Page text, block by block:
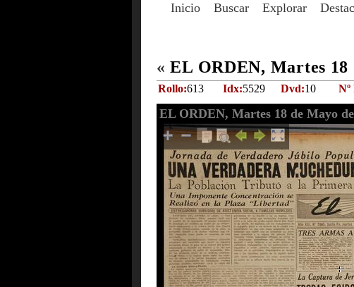
Inicio Buscar Explorar
« EL ORDEN, Martes 18
Rollo:613 Idx:5529 Dvd:10 Nº
EL ORDEN, Martes 18 de Mayo